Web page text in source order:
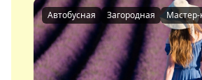
Автобусная Загородная Мастер-